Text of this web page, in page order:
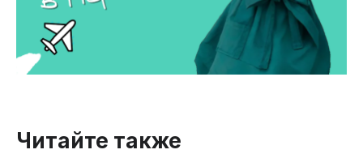
Читайте также